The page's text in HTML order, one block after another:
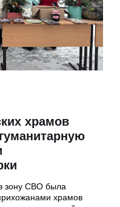
храмов
зону СВО была
храмов